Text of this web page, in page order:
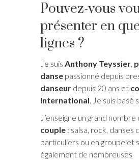
Pouvez-vous
présenter en
lignes ?
Je suis Anthony Teyssier,
danse passionné depuis
danseur depuis 20 ans et
international. Je suis basé
J’enseigne un grand nombre
couple : salsa, rock, danses
particuliers ou en groupe et
également de nombreuses